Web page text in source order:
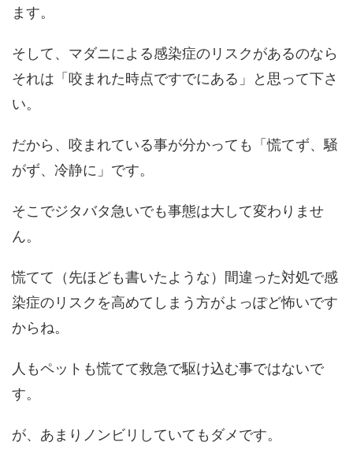
ます。
そして、マダニによる感染症のリスクがあるのなら
それは「咬まれた時点ですでにある」と思って下さ
い。
だから、咬まれている事が分かっても「慌てず、騒
がず、冷静に」です。
そこでジタバタ急いでも事態は大して変わりませ
ん。
慌てて（先ほども書いたような）間違った対処で感
染症のリスクを高めてしまう方がよっぽど怖いです
からね。
人もペットも慌てて救急で駆け込む事ではないで
す。
が、あまりノンビリしていてもダメです。